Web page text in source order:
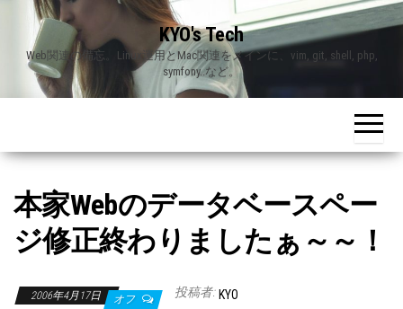
content
KYO's Tech
Web関連の備忘。Linux運用とMac関連をメインに、vim, git, shell, php,
symfony..など。
本家Webのデータベースペー
ジ修正終わりましたぁ～～！
2006年4月17日 オフ 投稿者: KYO